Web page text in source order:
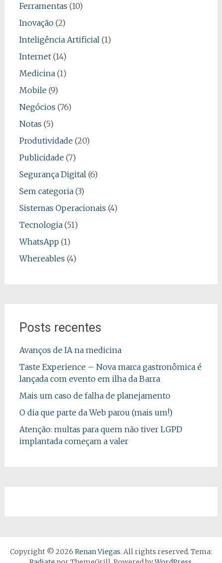
Ferramentas (10)
Inovação(2)
Inteligência Artificial (1)
Internet(14)
Medicina(1)
Mobile (9)
Negócios (76)
Notas (5)
Produtividade (20)
Publicidade (7)
Segurança Digital (6)
Sem categoria(3)
Sistemas Operacionais (4)
Tecnologia(51)
WhatsApp (1)
Whereables (4)
Posts recentes
Avanços de IA na medicina
Taste Experience – Nova marca gastronômica é
lançada com evento em ilha da Barra
Mais um caso de falha de planejamento
O dia que parte da Web parou (mais um!)
Atenção: multas para quem não tiver LGPD
implantada começam a valer
Copyright © 2026 Renan Viegas. All rights reserved. Tema: